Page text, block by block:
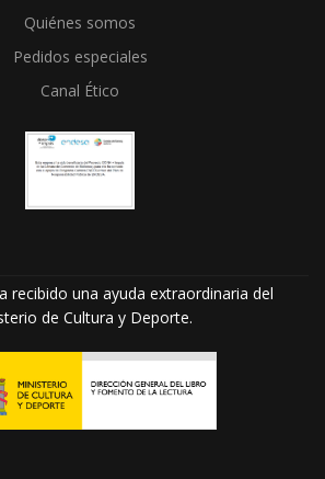
Quiénes somos
Pedidos especiales
Canal Ético
recibido una ayuda extraordinaria del
de Cultura y Deporte.